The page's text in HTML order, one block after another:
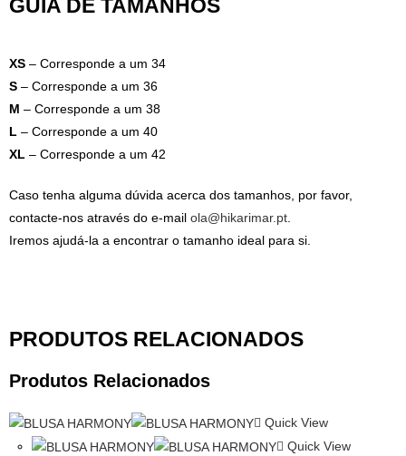
GUIA DE TAMANHOS
XS – Corresponde a um 34
S – Corresponde a um 36
M – Corresponde a um 38
L – Corresponde a um 40
XL – Corresponde a um 42
Caso tenha alguma dúvida acerca dos tamanhos, por favor,
contacte-nos através do e-mail ola@hikarimar.pt
Iremos ajudá-la a encontrar o tamanho ideal para si.
PRODUTOS RELACIONADOS
Produtos Relacionados
Quick View
Quick View